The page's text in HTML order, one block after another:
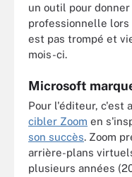
un outil pour
professionnelle lors
est pas trompé et
mois-ci.
Microsoft
Pour l'éditeur, c'est
cibler Zoom en
son succès. Zoom
arrière-plans
plusieurs années